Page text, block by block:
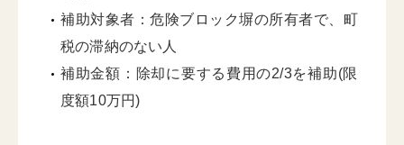
補助対象者：危険ブロック塀の所有者で、町
税の滞納のない人
補助金額：除却に要する費用の2/3を補助(限
度額10万円)